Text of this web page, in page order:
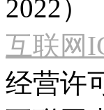
2022）
互联网
经营许